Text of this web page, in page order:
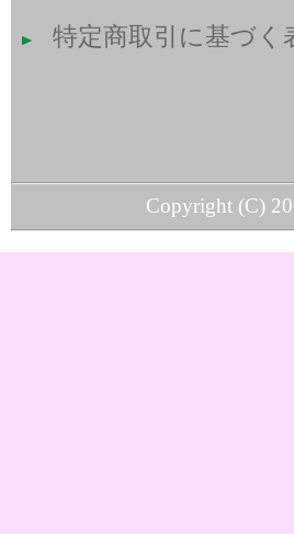
特定商取引に基づく
Copyright (C)